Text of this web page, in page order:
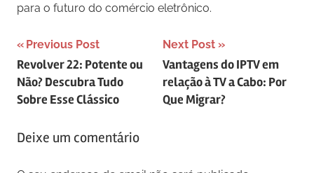
para o futuro do comércio eletrônico.
Navegação
de
artigos
Previous Post
Revolver 22: Potente ou
Não? Descubra Tudo
Sobre Esse Clássico
Next Post
Vantagens do IPTV em
relação à TV a Cabo: Por
Que Migrar?
Deixe um comentário